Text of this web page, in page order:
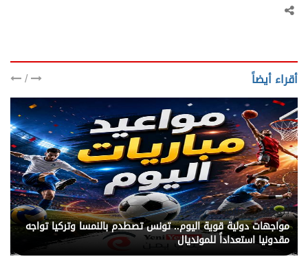
أقراء أيضاً /
يني يمن - رياضة
مواجهات دولية قوية اليوم.. تونس تصطدم بالنمسا وتركيا تواجه
مقدونيا استعداداً للمونديال